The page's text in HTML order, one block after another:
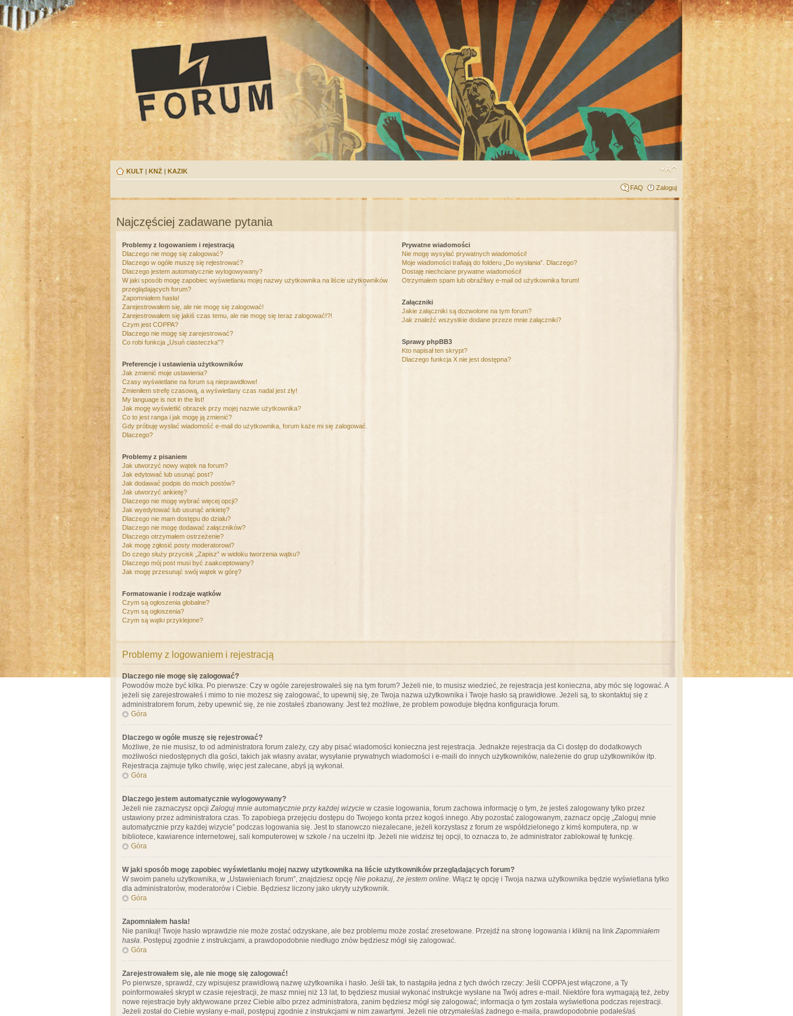
KULT | KNŻ | KAZIK
FAQ Zaloguj
Najczęściej zadawane pytania
Problemy z logowaniem i rejestracją
Dlaczego nie mogę się zalogować?
Dlaczego w ogóle muszę się rejestrować?
Dlaczego jestem automatycznie wylogowywany?
W jaki sposób mogę zapobiec wyświetlaniu mojej nazwy użytkownika na liście użytkowników
przeglądających forum?
Zapomniałem hasła!
Zarejestrowałem się, ale nie mogę się zalogować!
Zarejestrowałem się jakiś czas temu, ale nie mogę się teraz zalogować!?!
Czym jest COPPA?
Dlaczego nie mogę się zarejestrować?
Co robi funkcja „Usuń ciasteczka”?
Preferencje i ustawienia użytkowników
Jak zmienić moje ustawienia?
Czasy wyświetlane na forum są nieprawidłowe!
Zmieniłem strefę czasową, a wyświetlany czas nadal jest zły!
My language is not in the list!
Jak mogę wyświetlić obrazek przy mojej nazwie użytkownika?
Co to jest ranga i jak mogę ją zmienić?
Gdy próbuję wysłać wiadomość e-mail do użytkownika, forum każe mi się zalogować.
Dlaczego?
Problemy z pisaniem
Jak utworzyć nowy wątek na forum?
Jak edytować lub usunąć post?
Jak dodawać podpis do moich postów?
Jak utworzyć ankietę?
Dlaczego nie mogę wybrać więcej opcji?
Jak wyedytować lub usunąć ankietę?
Dlaczego nie mam dostępu do działu?
Dlaczego nie mogę dodawać załączników?
Dlaczego otrzymałem ostrzeżenie?
Jak mogę zgłosić posty moderatorowi?
Do czego służy przycisk „Zapisz” w widoku tworzenia wątku?
Dlaczego mój post musi być zaakceptowany?
Jak mogę przesunąć swój wątek w górę?
Formatowanie i rodzaje wątków
Czym są ogłoszenia globalne?
Czym są ogłoszenia?
Czym są wątki przyklejone?
Prywatne wiadomości
Nie mogę wysyłać prywatnych wiadomości!
Moje wiadomości trafiają do folderu „Do wysłania”. Dlaczego?
Dostaję niechciane prywatne wiadomości!
Otrzymałem spam lub obraźliwy e-mail od użytkownika forum!
Załączniki
Jakie załączniki są dozwolone na tym forum?
Jak znaleźć wszystkie dodane przeze mnie załączniki?
Sprawy phpBB3
Kto napisał ten skrypt?
Dlaczego funkcja X nie jest dostępna?
Problemy z logowaniem i rejestracją
Dlaczego nie mogę się zalogować?
Powodów może być kilka. Po pierwsze: Czy w ogóle zarejestrowałeś się na tym forum? Jeżeli nie, to musisz wiedzieć, że rejestracja jest konieczna, aby móc się logować. A
jeżeli się zarejestrowałeś i mimo to nie możesz się zalogować, to upewnij się, że Twoja nazwa użytkownika i Twoje hasło są prawidłowe. Jeżeli są, to skontaktuj się z
administratorem forum, żeby upewnić się, że nie zostałeś zbanowany. Jest też możliwe, że problem powoduje błędna konfiguracja forum.
Góra
Dlaczego w ogóle muszę się rejestrować?
Możliwe, że nie musisz, to od administratora forum zależy, czy aby pisać wiadomości konieczna jest rejestracja. Jednakże rejestracja da Ci dostęp do dodatkowych
możliwości niedostępnych dla gości, takich jak własny avatar, wysyłanie prywatnych wiadomości i e-maili do innych użytkowników, należenie do grup użytkowników itp.
Rejestracja zajmuje tylko chwilę, więc jest zalecane, abyś ją wykonał.
Góra
Dlaczego jestem automatycznie wylogowywany?
Jeżeli nie zaznaczysz opcji Zaloguj mnie automatycznie przy każdej wizycie w czasie logowania, forum zachowa informację o tym, że jesteś zalogowany tylko przez
ustawiony przez administratora czas. To zapobiega przejęciu dostępu do Twojego konta przez kogoś innego. Aby pozostać zalogowanym, zaznacz opcję „Zaloguj mnie
automatycznie przy każdej wizycie” podczas logowania się. Jest to stanowczo niezalecane, jeżeli korzystasz z forum ze współdzielonego z kimś komputera, np. w
bibliotece, kawiarence internetowej, sali komputerowej w szkole / na uczelni itp. Jeżeli nie widzisz tej opcji, to oznacza to, że administrator zablokował tę funkcję.
Góra
W jaki sposób mogę zapobiec wyświetlaniu mojej nazwy użytkownika na liście użytkowników przeglądających forum?
W swoim panelu użytkownika, w „Ustawieniach forum”, znajdziesz opcję Nie pokazuj, że jestem online. Włącz tę opcję i Twoja nazwa użytkownika będzie wyświetlana tylko
dla administratorów, moderatorów i Ciebie. Będziesz liczony jako ukryty użytkownik.
Góra
Zapomniałem hasła!
Nie panikuj! Twoje hasło wprawdzie nie może zostać odzyskane, ale bez problemu może zostać zresetowane. Przejdź na stronę logowania i kliknij na link Zapomniałem
hasła. Postępuj zgodnie z instrukcjami, a prawdopodobnie niedługo znów będziesz mógł się zalogować.
Góra
Zarejestrowałem się, ale nie mogę się zalogować!
Po pierwsze, sprawdź, czy wpisujesz prawidłową nazwę użytkownika i hasło. Jeśli tak, to nastąpiła jedna z tych dwóch rzeczy: Jeśli COPPA jest włączone, a Ty
poinformowałeś skrypt w czasie rejestracji, że masz mniej niż 13 lat, to będziesz musiał wykonać instrukcje wysłane na Twój adres e-mail. Niektóre fora wymagają też, żeby
nowe rejestracje były aktywowane przez Ciebie albo przez administratora, zanim będziesz mógł się zalogować; informacja o tym została wyświetlona podczas rejestracji.
Jeżeli został do Ciebie wysłany e-mail, postępuj zgodnie z instrukcjami w nim zawartymi. Jeżeli nie otrzymałeś/aś żadnego e-maila, prawdopodobnie podałeś/aś